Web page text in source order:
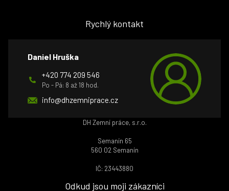
Rychlý kontakt
Daniel Hruška
+420 774 209 546
Po - Pá: 8 až 18 hod.
info@dhzemniprace.cz
DH Zemní práce, s.r.o.
Semanín 65
560 02 Semanín
IČ: 23443880
Odkud jsou moji zákazníci